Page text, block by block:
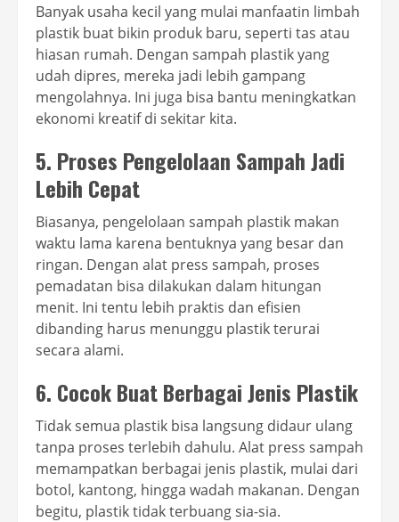
Banyak usaha kecil yang mulai manfaatin limbah
plastik buat bikin produk baru, seperti tas atau
hiasan rumah. Dengan sampah plastik yang
udah dipres, mereka jadi lebih gampang
mengolahnya. Ini juga bisa bantu meningkatkan
ekonomi kreatif di sekitar kita.
5. Proses Pengelolaan Sampah Jadi
Lebih Cepat
Biasanya, pengelolaan sampah plastik makan
waktu lama karena bentuknya yang besar dan
ringan. Dengan alat press sampah, proses
pemadatan bisa dilakukan dalam hitungan
menit. Ini tentu lebih praktis dan efisien
dibanding harus menunggu plastik terurai
secara alami.
6. Cocok Buat Berbagai Jenis Plastik
Tidak semua plastik bisa langsung didaur ulang
tanpa proses terlebih dahulu. Alat press sampah
memampatkan berbagai jenis plastik, mulai dari
botol, kantong, hingga wadah makanan. Dengan
begitu, plastik tidak terbuang sia-sia.